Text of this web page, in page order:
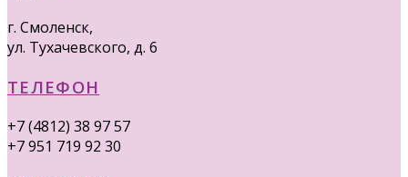
г. Смоленск,
ул. Тухачевского, д. 6
ТЕЛЕФОН
+7 (4812) 38 97 57
+7 951 719 92 30